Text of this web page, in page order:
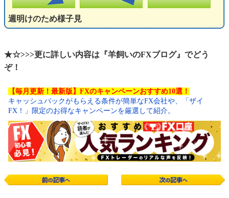
週明けのため様子見
★☆>>>更に詳しい内容は『羊飼いのFXブログ』でどう
ぞ！
【毎月更新！最新版】FXのキャンペーンおすすめ10選！
キャッシュバックがもらえる条件が簡単なFX会社や、「ザイ
FX！」限定のお得なキャンペーンを厳選して紹介。